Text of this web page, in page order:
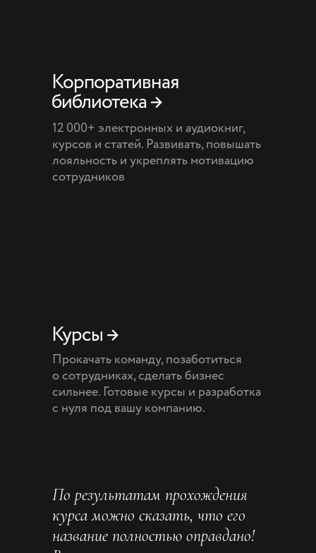
Прокачать команду, позаботиться
о сотрудниках, сделать бизнес
сильнее. Готовые курсы и разработка
с нуля под вашу компанию.
По результатам прохождения
курса можно сказать, что его
название полностью оправдано!
12 000+ электронных и аудиокниг,
курсов и статей. Развивать, повышать
лояльность и укреплять мотивацию
сотрудников
Корпоративная
библиотека →
Курсы →